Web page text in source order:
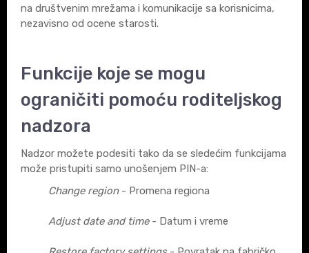
na društvenim mrežama i komunikacije sa korisnicima,
nezavisno od ocene starosti.
Funkcije koje se mogu
ograničiti pomoću roditeljskog
nadzora
Nadzor možete podesiti tako da se sledećim funkcijama
može pristupiti samo unošenjem PIN-a:
Change region- Promena regiona
Adjust date and time- Datum i vreme